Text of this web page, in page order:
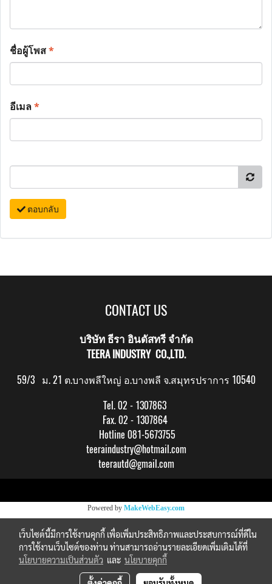
ชื่อผู้โพส*
อีเมล*
ตอบกลับ
CONTACT US
บริษัท ธีรา อินดัสทรี จำกัด
TEERA INDUSTRY CO.,LTD.
59/3 ม. 21 ต.บางพลีใหญ่ อ.บางพลี จ.สมุทรปราการ 10540
Tel. 02 - 1307863
Fax. 02 - 1307864
Hotline 081-5673755
teeraindustry@hotmail.com
teerautd@gmail.com
Powered by MakeWebEasy.com
เว็บไซต์นี้มีการใช้งานคุกกี้ เพื่อเพิ่มประสิทธิภาพและประสบการณ์ที่ดีใน
การใช้งานเว็บไซต์ของท่าน ท่านสามารถอ่านรายละเอียดเพิ่มเติมได้ที่
นโยบายความเป็นส่วนตัว และ นโยบายคุกกี้